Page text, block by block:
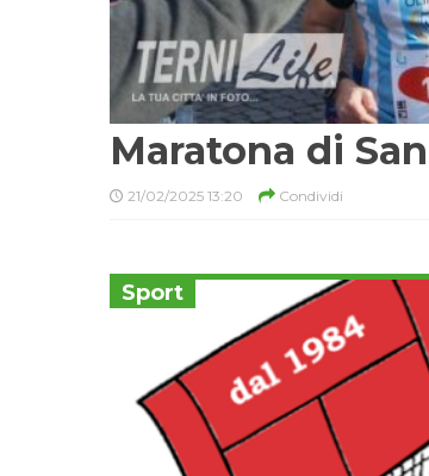
Maratona di
21/02/2025 13:20 Condividi
Sport